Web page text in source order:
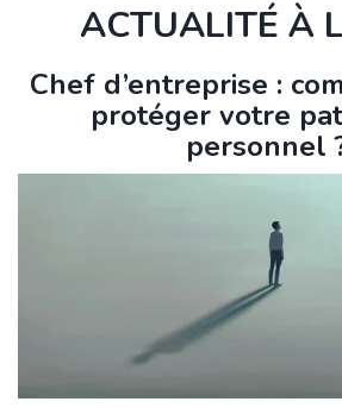
ACTUALITÉ À
Chef d’entreprise :
protéger votre
personnel